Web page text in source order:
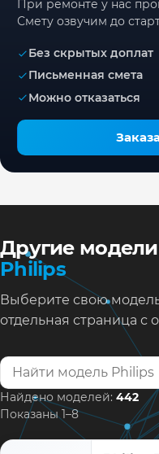
При ремонте у нас
Смету озвучим до
Без скрытых доплат
Письменная смета
Можно отказаться
Другие
Philips
Выберите свою
отдельная страница с
Найти модель
Найдено моделей: 442
Показаны 1–8